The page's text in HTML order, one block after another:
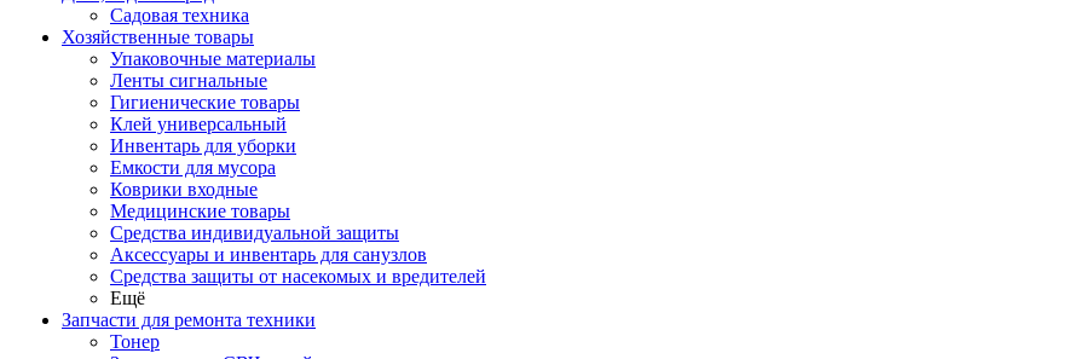
Садовая техника
Хозяйственные товары
Упаковочные материалы
Ленты сигнальные
Гигиенические товары
Клей универсальный
Инвентарь для уборки
Емкости для мусора
Коврики входные
Медицинские товары
Средства индивидуальной защиты
Аксессуары и инвентарь для санузлов
Средства защиты от насекомых и вредителей
Ещё
Запчасти для ремонта техники
Тонер